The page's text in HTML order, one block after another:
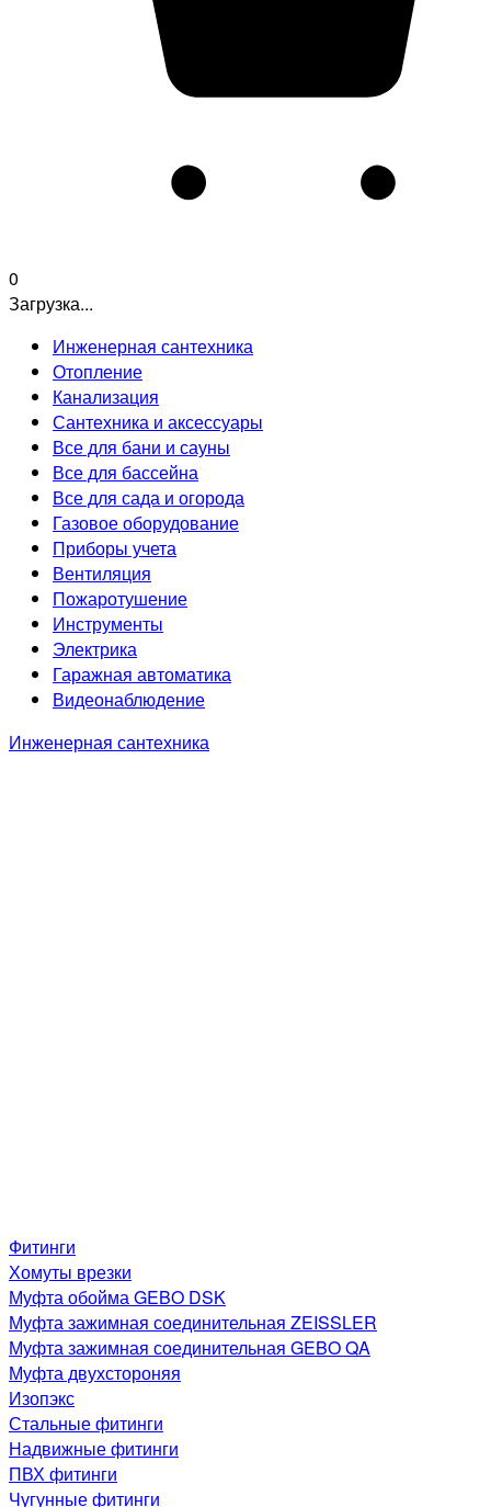
0
Загрузка...
Инженерная сантехника
Отопление
Канализация
Сантехника и аксессуары
Все для бани и сауны
Все для бассейна
Все для сада и огорода
Газовое оборудование
Приборы учета
Вентиляция
Пожаротушение
Инструменты
Электрика
Гаражная автоматика
Видеонаблюдение
Инженерная сантехника
Фитинги
Хомуты врезки
Муфта обойма GEBO DSK
Муфта зажимная соединительная ZEISSLER
Муфта зажимная соединительная GEBO QA
Муфта двухстороняя
Изопэкс
Стальные фитинги
Надвижные фитинги
ПВХ фитинги
Чугунные фитинги